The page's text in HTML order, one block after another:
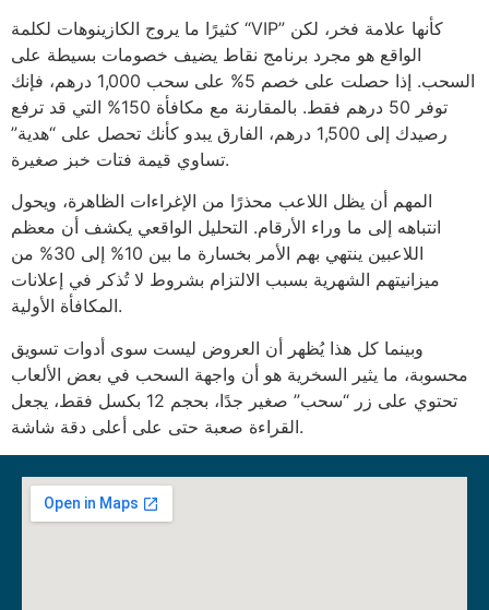
كثيرًا ما يروج الكازينوهات لكلمة “VIP” كأنها علامة فخر، لكن
الواقع هو مجرد برنامج نقاط يضيف خصومات بسيطة على
السحب. إذا حصلت على خصم 5% على سحب 1,000 درهم، فإنك
توفر 50 درهم فقط. بالمقارنة مع مكافأة 150% التي قد ترفع
رصيدك إلى 1,500 درهم، الفارق يبدو كأنك تحصل على “هدية”
تساوي قيمة فتات خبز صغيرة.
المهم أن يظل اللاعب محذرًا من الإغراءات الظاهرة، ويحول
انتباهه إلى ما وراء الأرقام. التحليل الواقعي يكشف أن معظم
اللاعبين ينتهي بهم الأمر بخسارة ما بين 10% إلى 30% من
ميزانيتهم الشهرية بسبب الالتزام بشروط لا تُذكر في إعلانات
المكافأة الأولية.
وبينما كل هذا يُظهر أن العروض ليست سوى أدوات تسويق
محسوبة، ما يثير السخرية هو أن واجهة السحب في بعض الألعاب
تحتوي على زر “سحب” صغير جدًا، بحجم 12 بكسل فقط، يجعل
القراءة صعبة حتى على أعلى دقة شاشة.